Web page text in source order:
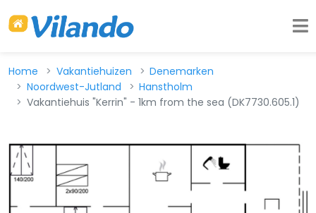
Home Vakantiehuizen
Denemarken
Noordwest-Jutland
Hanstholm
Vakantiehuis "Kerrin" - 1km from the sea (DK7730.605.1)